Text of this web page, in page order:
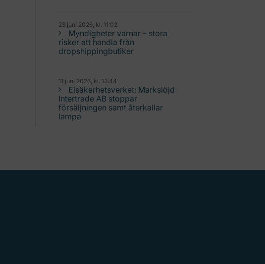
23 juni 2026, kl. 11:02
Myndigheter varnar – stora
risker att handla från
dropshippingbutiker
11 juni 2026, kl. 13:44
Elsäkerhetsverket: Markslöjd
Intertrade AB stoppar
försäljningen samt återkallar
lampa